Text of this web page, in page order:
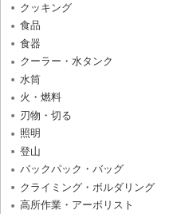
クッキング
食品
食器
クーラー・水タンク
水筒
火・燃料
刃物・切る
照明
登山
バックパック・バッグ
クライミング・ボルダリング
高所作業・アーボリスト